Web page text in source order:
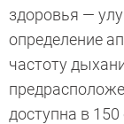
здоровья —
определение
частоту
доступна в